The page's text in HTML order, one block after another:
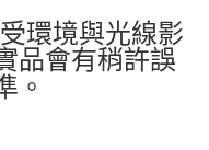
環境與光線影
品會有稍許誤
。